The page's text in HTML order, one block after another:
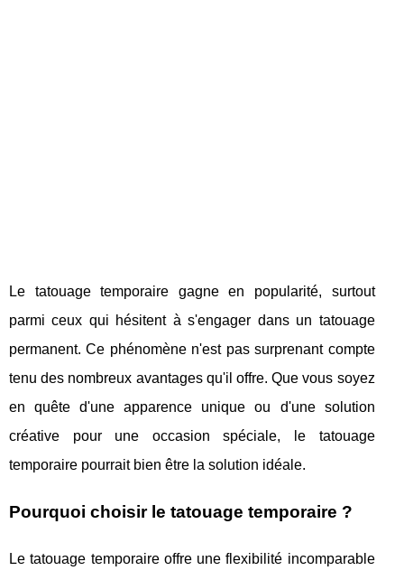
Le tatouage temporaire gagne en popularité, surtout
parmi ceux qui hésitent à s'engager dans un tatouage
permanent. Ce phénomène n'est pas surprenant compte
tenu des nombreux avantages qu'il offre. Que vous soyez
en quête d'une apparence unique ou d'une solution
créative pour une occasion spéciale, le tatouage
temporaire pourrait bien être la solution idéale.
Pourquoi choisir le tatouage temporaire ?
Le tatouage temporaire offre une flexibilité incomparable